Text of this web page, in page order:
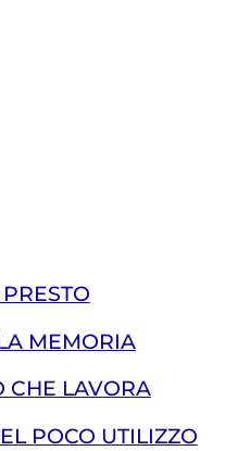
MEMORIA
CHE LAVORA
POCO UTILIZZO